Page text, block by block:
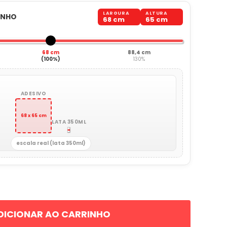
LARGURA
68 cm
ALTURA
65 cm
68 cm
(100%)
88,4 cm
130%
ADESIVO
68 x 65 cm
LATA 350ML
escala real (lata 350ml)
AO CARRINHO